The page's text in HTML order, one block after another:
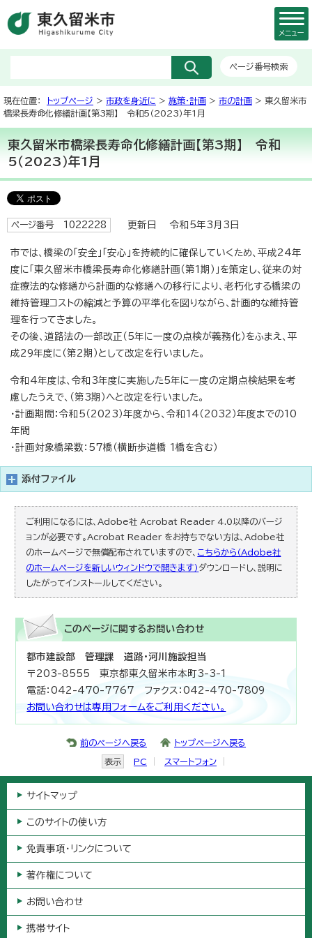
ページ番号検索
メニュー
現在位置： トップページ > 市政を身近に > 施策・計画 > 市の計画 > 東久留米市
橋梁長寿命化修繕計画【第3期】 令和5（2023）年1月
東久留米市橋梁長寿命化修繕計画【第3期】 令和
5（2023）年1月
ページ番号 1022228 更新日 令和5年3月3日
市では、橋梁の「安全」「安心」を持続的に確保していくため、平成24年
度に「東久留米市橋梁長寿命化修繕計画（第1期）」を策定し、従来の対
症療法的な修繕から計画的な修繕への移行により、老朽化する橋梁の
維持管理コストの縮減と予算の平準化を図りながら、計画的な維持管
理を行ってきました。
その後、道路法の一部改正（5年に一度の点検が義務化）をふまえ、平
成29年度に（第2期）として改定を行いました。
令和4年度は、令和3年度に実施した5年に一度の定期点検結果を考
慮したうえで、（第3期）へと改定を行いました。
・計画期間：令和5（2023）年度から、令和14（2032）年度までの10
年間
・計画対象橋梁数：57橋（横断歩道橋 1橋を含む）
添付ファイル
ご利用になるには、Adobe社 Acrobat Reader 4.0以降のバージ
ョンが必要です。Acrobat Reader をお持ちでない方は、Adobe社
のホームページで無償配布されていますので、 こちらから（Adobe社
のホームページを新しいウィンドウで開きます）ダウンロードし、説明に
したがってインストールしてください。
このページに関するお問い合わせ
都市建設部 管理課 道路・河川施設担当
〒203-8555 東京都東久留米市本町3-3-1
電話：042-470-7767 ファクス：042-470-7809
お問い合わせは専用フォームをご利用ください。
前のページへ戻る トップページへ戻る
表示 PC スマートフォン
サイトマップ
このサイトの使い方
免責事項・リンクについて
著作権について
お問い合わせ
携帯サイト